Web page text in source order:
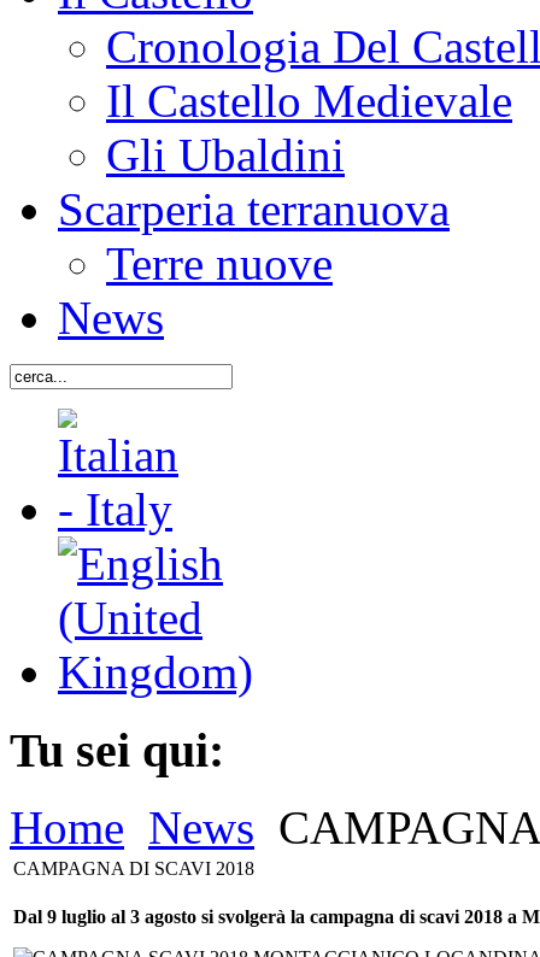
Cronologia Del
Il Castello Medievale
Gli Ubaldini
Scarperia terranuova
Terre nuove
News
Tu sei qui:
Home News
CAMPAGNA DI SCAVI 2018
Dal 9 luglio al 3 agosto si svolgerà la campagna di scavi 2018 a